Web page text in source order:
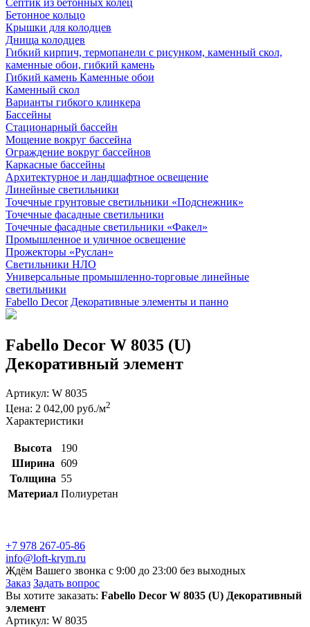
Бетонное кольцо
Крышки для колодцев
Днища колодцев
Гибкий кирпич, термопанели с рисунком, каменный скол,
каменные обои, гибкий камень
Гибкий камень Каменные обои
Каменный скол
Варианты гибкого клинкера
Бассейны
Стационарный бассейн
Мощение вокруг бассейна
Ограждение вокруг бассейнов
Каркасные бассейны
Архитектурное и ландшафтное освещение
Линейные светильники
Точечные грунтовые светильники «Подснежник»
Точечные фасадные светильники
Точечные фасадные светильники «Факел»
Промышленное и уличное освещение
Прожекторы «Руслан»
Светильники НЛО
Универсальные промышленно-торговые линейные
светильники
Fabello Decor Декоративные элементы и панно
Fabello Decor W 8035 (U)
Декоративный элемент
Артикул: W 8035
Цена: 2 042,00 руб./м2
Характеристики
Высота
190
Ширина 609
Толщина 55
Материал Полиуретан
+7 978 267-05-86
info@loft-krym.ru
Ждём Вашего звонка с 9:00 до 23:00 без выходных
Заказ Задать вопрос
Вы хотите заказать: Fabello Decor W 8035 (U) Декоративный
элемент
Артикул: W 8035